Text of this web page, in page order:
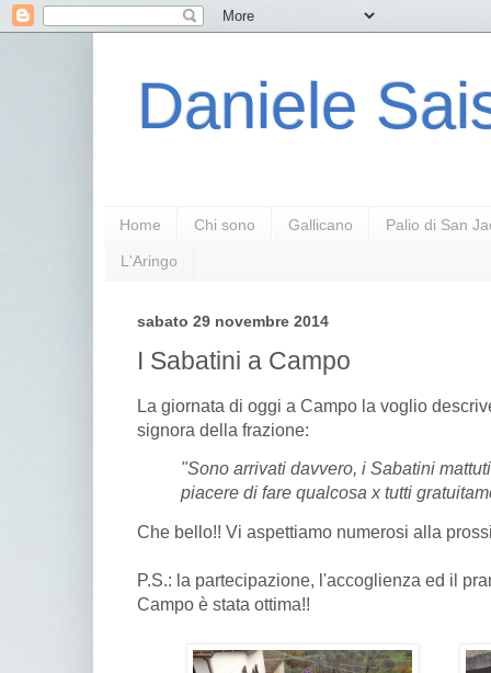
Daniele
Home Chi sono Gallicano Palio di San
L'Aringo
sabato 29 novembre 2014
I Sabatini a Campo
La giornata di oggi a Campo la voglio
signora della frazione:
"Sono arrivati davvero, i Sabatini
piacere di fare qualcosa x tutti
Che bello!! Vi aspettiamo numerosi alla
P.S.: la partecipazione, l'accoglienza ed il
Campo è stata ottima!!